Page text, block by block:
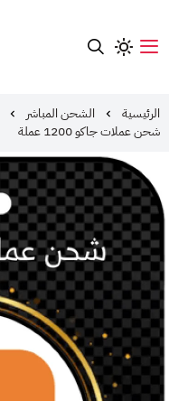
الرئيسية الشحن المباشر
شحن عملات جاكو 1200 عملة